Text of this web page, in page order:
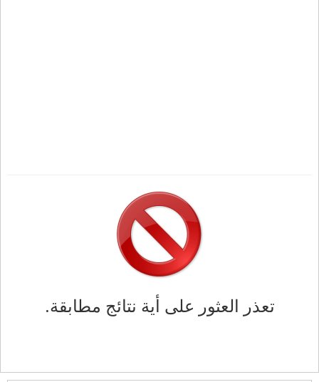
تعذر العثور على أية نتائج مطابقة.